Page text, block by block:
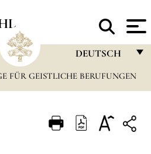
DEUTSCH
FRANÇAIS
ITALIANO
FÜR GEISTLICHE BERUFUNGEN